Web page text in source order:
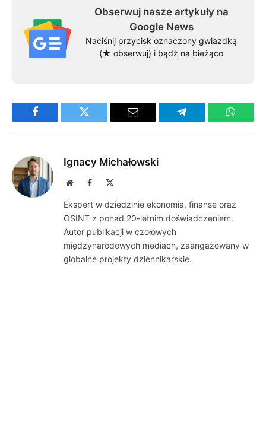
Obserwuj nasze artykuły na
Google News
Naciśnij przycisk oznaczony gwiazdką
(★ obserwuj) i bądź na bieżąco
Facebook Twitter Email Telegram
Ignacy Michałowski
WebsiteFacebook
Ekspert w dziedzinie ekonomia, finanse oraz
OSINT z ponad 20-letnim doświadczeniem.
Autor publikacji w czołowych
międzynarodowych mediach, zaangażowany w
globalne projekty dziennikarskie.